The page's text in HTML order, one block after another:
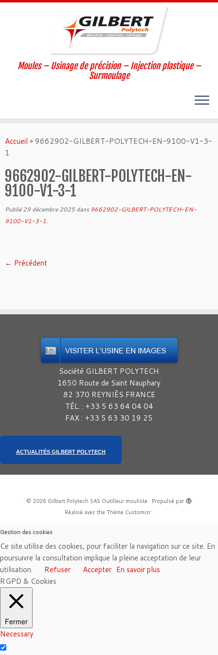
au
contenu
Moules – Usinage de précision – Injection plastique –
Surmoulage
Accueil » 9662902-GILBERT-POLYTECH-EN-9100-V1-3-
1
9662902-GILBERT-POLYTECH-EN-
9100-V1-3-1
Publié 29 décembre 2025dans 9662902-GILBERT-POLYTECH-EN-
9100-V1-3-1.
← Précédent
Société GILBERT POLYTECH
1650 Route de Saint Nauphary
82 370 REYNIÈS FRANCE
TÉL. : +33 5 63 64 04 04
FAX : +33 5 63 30 19 25
ACTUALITÉS GILBERT POLYTECH
· © 2026 Gilbert Polytech SAS Outilleur mouliste · Propulsé par
·
Réalisé avec the Thème Customizr·
Gestion des cookies
Ce site utilise des cookies, pour faciliter la navigation sur ce site. En
poursuivre la consultation implique la pleine acceptation de leur
utilisation.
Refuser Accepter En savoir plus
RGPD & Cookies
Fermer
Necessary